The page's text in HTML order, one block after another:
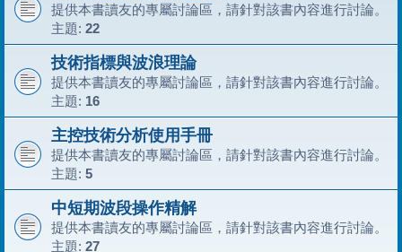
提供本書讀友的專屬討論區，請針對該書內容進行討論。
主題: 22
技術指標與波浪理論
提供本書讀友的專屬討論區，請針對該書內容進行討論。
主題: 16
主控技術分析使用手冊
提供本書讀友的專屬討論區，請針對該書內容進行討論。
主題: 5
中短期波段操作精解
提供本書讀友的專屬討論區，請針對該書內容進行討論。
主題: 27